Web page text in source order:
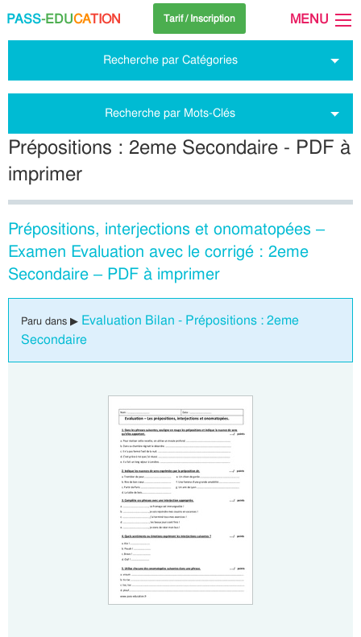
PASS-EDUCATION Tarif / Inscription MENU
Recherche par Catégories
Recherche par Mots-Clés
Prépositions : 2eme Secondaire - PDF à
imprimer
Prépositions, interjections et onomatopées –
Examen Evaluation avec le corrigé : 2eme
Secondaire – PDF à imprimer
Paru dans ▶ Evaluation Bilan - Prépositions : 2eme
Secondaire